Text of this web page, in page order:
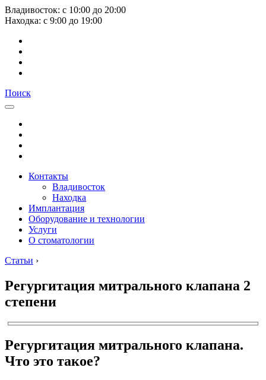
Владивосток: с 10:00 до 20:00
Находка: с 9:00 до 19:00
Поиск
Контакты
Владивосток
Находка
Имплантация
Оборудование и технологии
Услуги
О стоматологии
Статьи ›
Регургитация митрального клапана 2
степени
Регургитация митрального клапана.
Что это такое?